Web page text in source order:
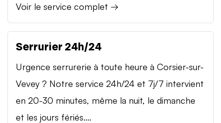
Voir le service complet →
Serrurier 24h/24
Urgence serrurerie à toute heure à Corsier-sur-
Vevey ? Notre service 24h/24 et 7j/7 intervient
en 20-30 minutes, même la nuit, le dimanche
et les jours fériés....